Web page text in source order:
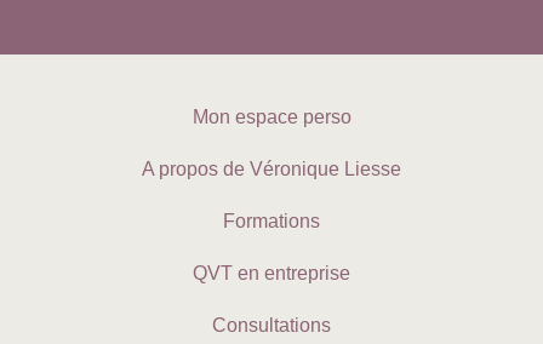
Mon espace perso
A propos de Véronique Liesse
Formations
QVT en entreprise
Consultations